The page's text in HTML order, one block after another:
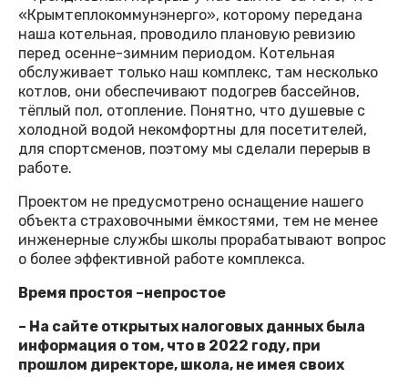
«Крымтеплокоммунэнерго», которому передана
наша котельная, проводило плановую ревизию
перед осенне-зимним периодом. Котельная
обслуживает только наш комплекс, там несколько
котлов, они обеспечивают подогрев бассейнов,
тёплый пол, отопление. Понятно, что душевые с
холодной водой некомфортны для посетителей,
для спортсменов, поэтому мы сделали перерыв в
работе.
Проектом не предусмотрено оснащение нашего
объекта страховочными ёмкостями, тем не менее
инженерные службы школы прорабатывают вопрос
о более эффективной работе комплекса.
Время простоя –непростое
– На сайте открытых налоговых данных была
информация о том, что в 2022 году, при
прошлом директоре, школа, не имея своих